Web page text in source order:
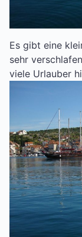
Es gibt eine
sehr
viele Urlauber